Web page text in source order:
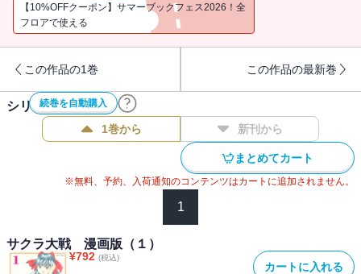
【10%OFFクーポン】サマーブックフェス2026！全
フロアで使える
この作品の1巻 この作品の最新巻
続巻を自動購入
シリーズ作品(9件)
1巻から 新刊から
まとめてカート
※無料、予約、入荷通知のコンテンツはカートに追加されません。
1
サクラ大戦 漫画版（１）
¥792 (税込)
カートに入れる